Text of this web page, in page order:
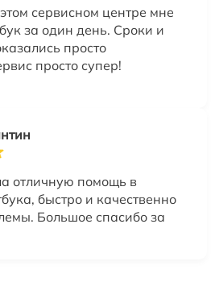
сервисном центре мне
за один день. Сроки и
просто
просто супер!
отличную помощь в
быстро и качественно
Большое спасибо за